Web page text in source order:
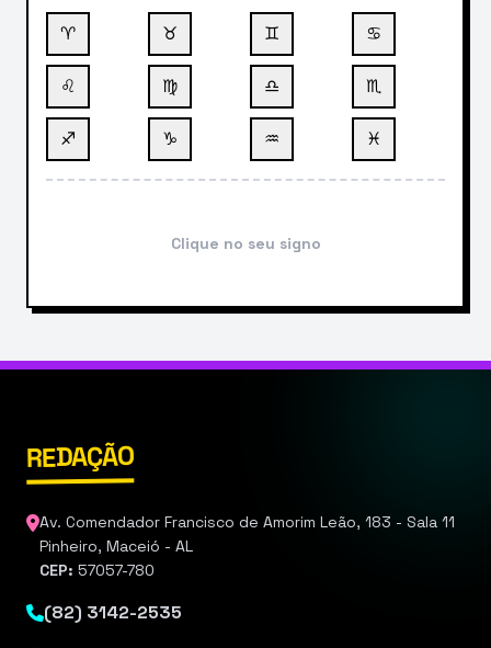
♈ ♉ ♊ ♋
♌ ♍ ♎ ♏
♐ ♑ ♒ ♓
Clique no seu signo
REDAÇÃO
Av. Comendador Francisco de Amorim Leão, 183 - Sala 11
Pinheiro, Maceió - AL
CEP: 57057-780
(82) 3142-2535